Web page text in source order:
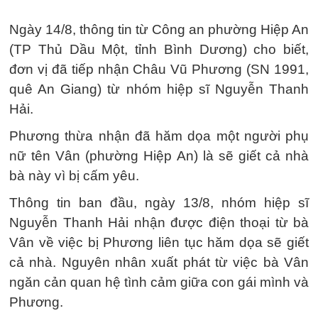
Ngày 14/8, thông tin từ Công an phường Hiệp An
(TP Thủ Dầu Một, tỉnh Bình Dương) cho biết,
đơn vị đã tiếp nhận Châu Vũ Phương (SN 1991,
quê An Giang) từ nhóm hiệp sĩ Nguyễn Thanh
Hải.
Phương thừa nhận đã hăm dọa một người phụ
nữ tên Vân (phường Hiệp An) là sẽ giết cả nhà
bà này vì bị cấm yêu.
Thông tin ban đầu, ngày 13/8, nhóm hiệp sĩ
Nguyễn Thanh Hải nhận được điện thoại từ bà
Vân về việc bị Phương liên tục hăm dọa sẽ giết
cả nhà. Nguyên nhân xuất phát từ việc bà Vân
ngăn cản quan hệ tình cảm giữa con gái mình và
Phương.